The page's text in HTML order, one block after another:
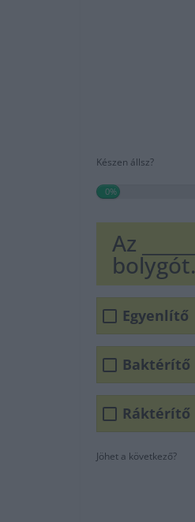
Készen állsz?
0%
Az
Egyenlítő
Baktérítő
Ráktérítő
Jöhet a következő?